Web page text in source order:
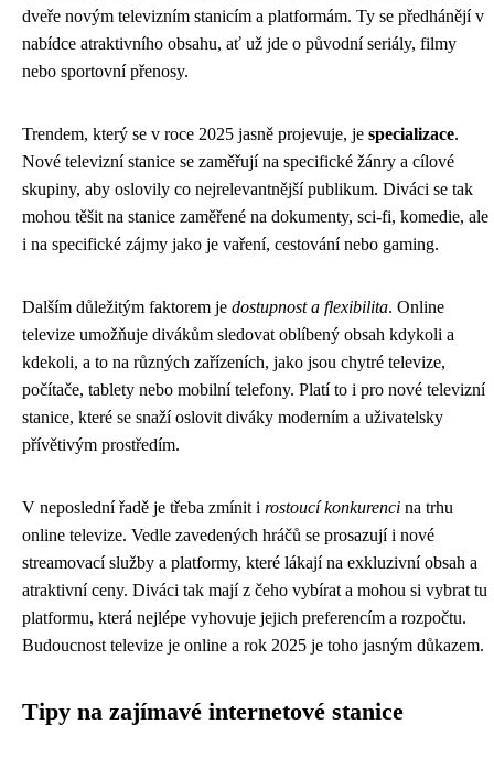
dveře novým televizním stanicím a platformám. Ty se předhánějí v
nabídce atraktivního obsahu, ať už jde o původní seriály, filmy
nebo sportovní přenosy.
Trendem, který se v roce 2025 jasně projevuje, je specializace.
Nové televizní stanice se zaměřují na specifické žánry a cílové
skupiny, aby oslovily co nejrelevantnější publikum. Diváci se tak
mohou těšit na stanice zaměřené na dokumenty, sci-fi, komedie, ale
i na specifické zájmy jako je vaření, cestování nebo gaming.
Dalším důležitým faktorem je dostupnost a flexibilita. Online
televize umožňuje divákům sledovat oblíbený obsah kdykoli a
kdekoli, a to na různých zařízeních, jako jsou chytré televize,
počítače, tablety nebo mobilní telefony. Platí to i pro nové televizní
stanice, které se snaží oslovit diváky moderním a uživatelsky
přívětivým prostředím.
V neposlední řadě je třeba zmínit i rostoucí konkurenci na trhu
online televize. Vedle zavedených hráčů se prosazují i nové
streamovací služby a platformy, které lákají na exkluzivní obsah a
atraktivní ceny. Diváci tak mají z čeho vybírat a mohou si vybrat tu
platformu, která nejlépe vyhovuje jejich preferencím a rozpočtu.
Budoucnost televize je online a rok 2025 je toho jasným důkazem.
Tipy na zajímavé internetové stanice